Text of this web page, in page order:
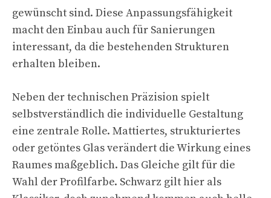
gewünscht sind. Diese Anpassungsfähigkeit
macht den Einbau auch für Sanierungen
interessant, da die bestehenden Strukturen
erhalten bleiben.
Neben der technischen Präzision spielt
selbstverständlich die individuelle Gestaltung
eine zentrale Rolle. Mattiertes, strukturiertes
oder getöntes Glas verändert die Wirkung eines
Raumes maßgeblich. Das Gleiche gilt für die
Wahl der Profilfarbe. Schwarz gilt hier als